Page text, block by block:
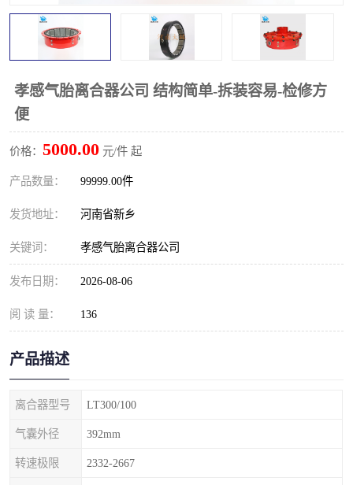
孝感气胎离合器公司 结构简单-拆装容易-检修方
便
价格： 5000.00 元/件 起
产品数量： 99999.00件
发货地址： 河南省新乡
关键词： 孝感气胎离合器公司
发布日期： 2026-08-06
阅 读 量： 136
产品描述
离合器型号 LT300/100
气囊外径 392mm
转速极限 2332-2667